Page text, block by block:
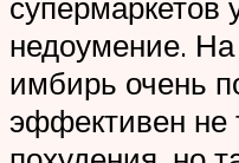
недоумение.
имбирь очень
эффективен не